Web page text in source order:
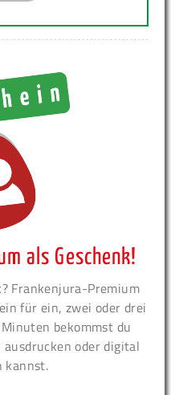
als Geschenk!
Frankenjura-Premium
für ein, zwei oder drei
bekommst du
oder digital
kannst.